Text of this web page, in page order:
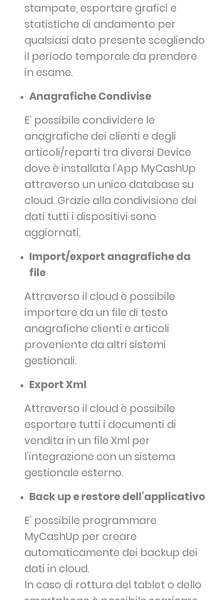
stampate, esportare grafici e
statistiche di andamento per
qualsiasi dato presente scegliendo
il periodo temporale da prendere
in esame.
Anagrafiche Condivise
E’ possibile condividere le
anagrafiche dei clienti e degli
articoli/reparti tra diversi Device
dove è installata l’App MyCashUp
attraverso un unico database su
cloud. Grazie alla condivisione dei
dati tutti i dispositivi sono
aggiornati.
Import/export anagrafiche da
file
Attraverso il cloud è possibile
importare da un file di testo
anagrafiche clienti e articoli
proveniente da altri sistemi
gestionali.
Export Xml
Attraverso il cloud è possibile
esportare tutti i documenti di
vendita in un file Xml per
l’integrazione con un sistema
gestionale esterno.
Back up e restore dell’applicativo
E’ possibile programmare
MyCashUp per creare
automaticamente dei backup dei
dati in cloud.
In caso di rottura del tablet o dello